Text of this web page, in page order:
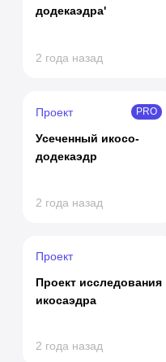
додекаэдра'
2 года назад
Проект PRO
Усеченный икосо-
додекаэдр
2 года назад
Проект
Проект исследования
икосаэдра
2 года назад